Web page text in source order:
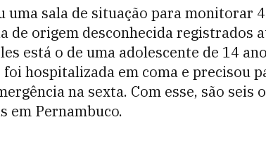
uma sala de situação para monitorar
de origem desconhecida registrados
está o de uma adolescente de 14
hospitalizada em coma e precisou
na sexta. Com esse, são seis
em Pernambuco.